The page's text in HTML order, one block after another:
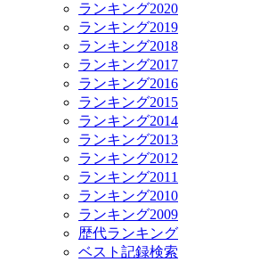
ランキング2020
ランキング2019
ランキング2018
ランキング2017
ランキング2016
ランキング2015
ランキング2014
ランキング2013
ランキング2012
ランキング2011
ランキング2010
ランキング2009
歴代ランキング
ベスト記録検索